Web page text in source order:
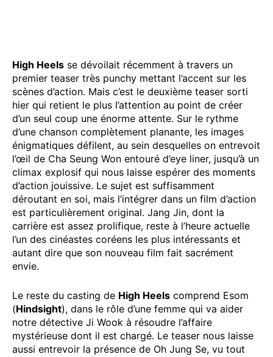
High Heels se dévoilait récemment à travers un
premier teaser très punchy mettant l’accent sur les
scènes d’action. Mais c’est le deuxième teaser sorti
hier qui retient le plus l’attention au point de créer
d’un seul coup une énorme attente. Sur le rythme
d’une chanson complètement planante, les images
énigmatiques défilent, au sein desquelles on entrevoit
l’œil de Cha Seung Won entouré d’eye liner, jusqu’à un
climax explosif qui nous laisse espérer des moments
d’action jouissive. Le sujet est suffisamment
déroutant en soi, mais l’intégrer dans un film d’action
est particulièrement original. Jang Jin, dont la
carrière est assez prolifique, reste à l’heure actuelle
l’un des cinéastes coréens les plus intéressants et
autant dire que son nouveau film fait sacrément
envie.
Le reste du casting de High Heels comprend Esom
(Hindsight), dans le rôle d’une femme qui va aider
notre détective Ji Wook à résoudre l’affaire
mystérieuse dont il est chargé. Le teaser nous laisse
aussi entrevoir la présence de Oh Jung Se, vu tout